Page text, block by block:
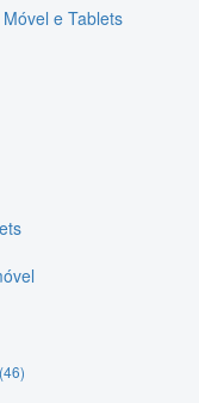
e Tablets
(46)